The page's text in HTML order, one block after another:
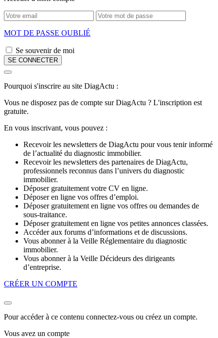
MOT DE PASSE OUBLIÉ
Se souvenir de moi
Pourquoi s'inscrire au site DiagActu :
Vous ne disposez pas de compte sur DiagActu ? L'inscription est
gratuite.
En vous inscrivant, vous pouvez :
Recevoir les newsletters de DiagActu pour vous tenir informé
de l’actualité du diagnostic immobilier.
Recevoir les newsletters des partenaires de DiagActu,
professionnels reconnus dans l’univers du diagnostic
immobilier.
Déposer gratuitement votre CV en ligne.
Déposer en ligne vos offres d’emploi.
Déposer gratuitement en ligne vos offres ou demandes de
sous-traitance.
Déposer gratuitement en ligne vos petites annonces classées.
Accéder aux forums d’informations et de discussions.
Vous abonner à la Veille Réglementaire du diagnostic
immobilier.
Vous abonner à la Veille Décideurs des dirigeants
d’entreprise.
CRÉER UN COMPTE
Pour accéder à ce contenu connectez-vous ou créez un compte.
Vous avez un compte